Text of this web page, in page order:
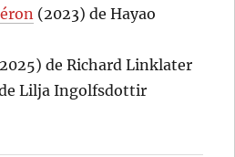
(2023) de Hayao
de Richard Linklater
Lilja Ingolfsdottir